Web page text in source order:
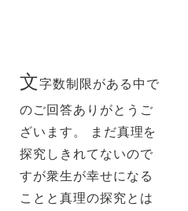
文字数制限がある中で
のご回答ありがとうご
ざいます。 まだ真理を
探究しきれてないので
すが衆生が幸せになる
ことと真理の探究とは